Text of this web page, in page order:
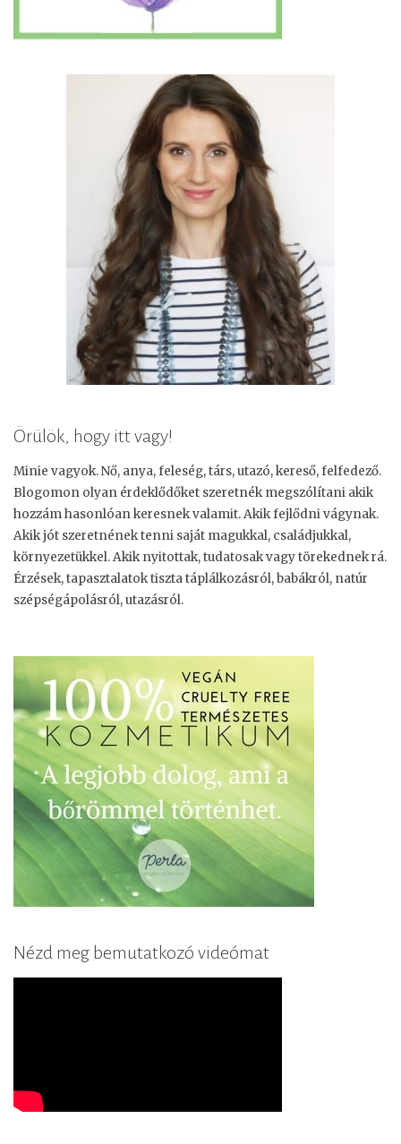
Örülök, hogy itt vagy!
Minie vagyok. Nő, anya, feleség, társ, utazó, kereső, felfedező.
Blogomon olyan érdeklődőket szeretnék megszólítani akik
hozzám hasonlóan keresnek valamit. Akik fejlődni vágynak.
Akik jót szeretnének tenni saját magukkal, családjukkal,
környezetükkel. Akik nyitottak, tudatosak vagy törekednek rá.
Érzések, tapasztalatok tiszta táplálkozásról, babákról, natúr
szépségápolásról, utazásról.
Nézd meg bemutatkozó videómat